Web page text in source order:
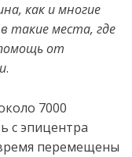
как и многие
такие места, где
от
.
7000
с эпицентра
перемещены